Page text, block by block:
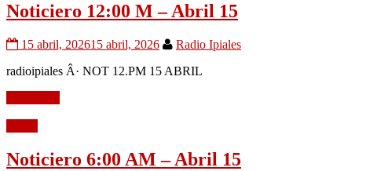
Noticiero 12:00 M – Abril 15
15 abril, 202615 abril, 2026
Radio Ipiales
radioipiales Â· NOT 12.PM 15 ABRIL
Noticiero 6:00 AM – Abril 15